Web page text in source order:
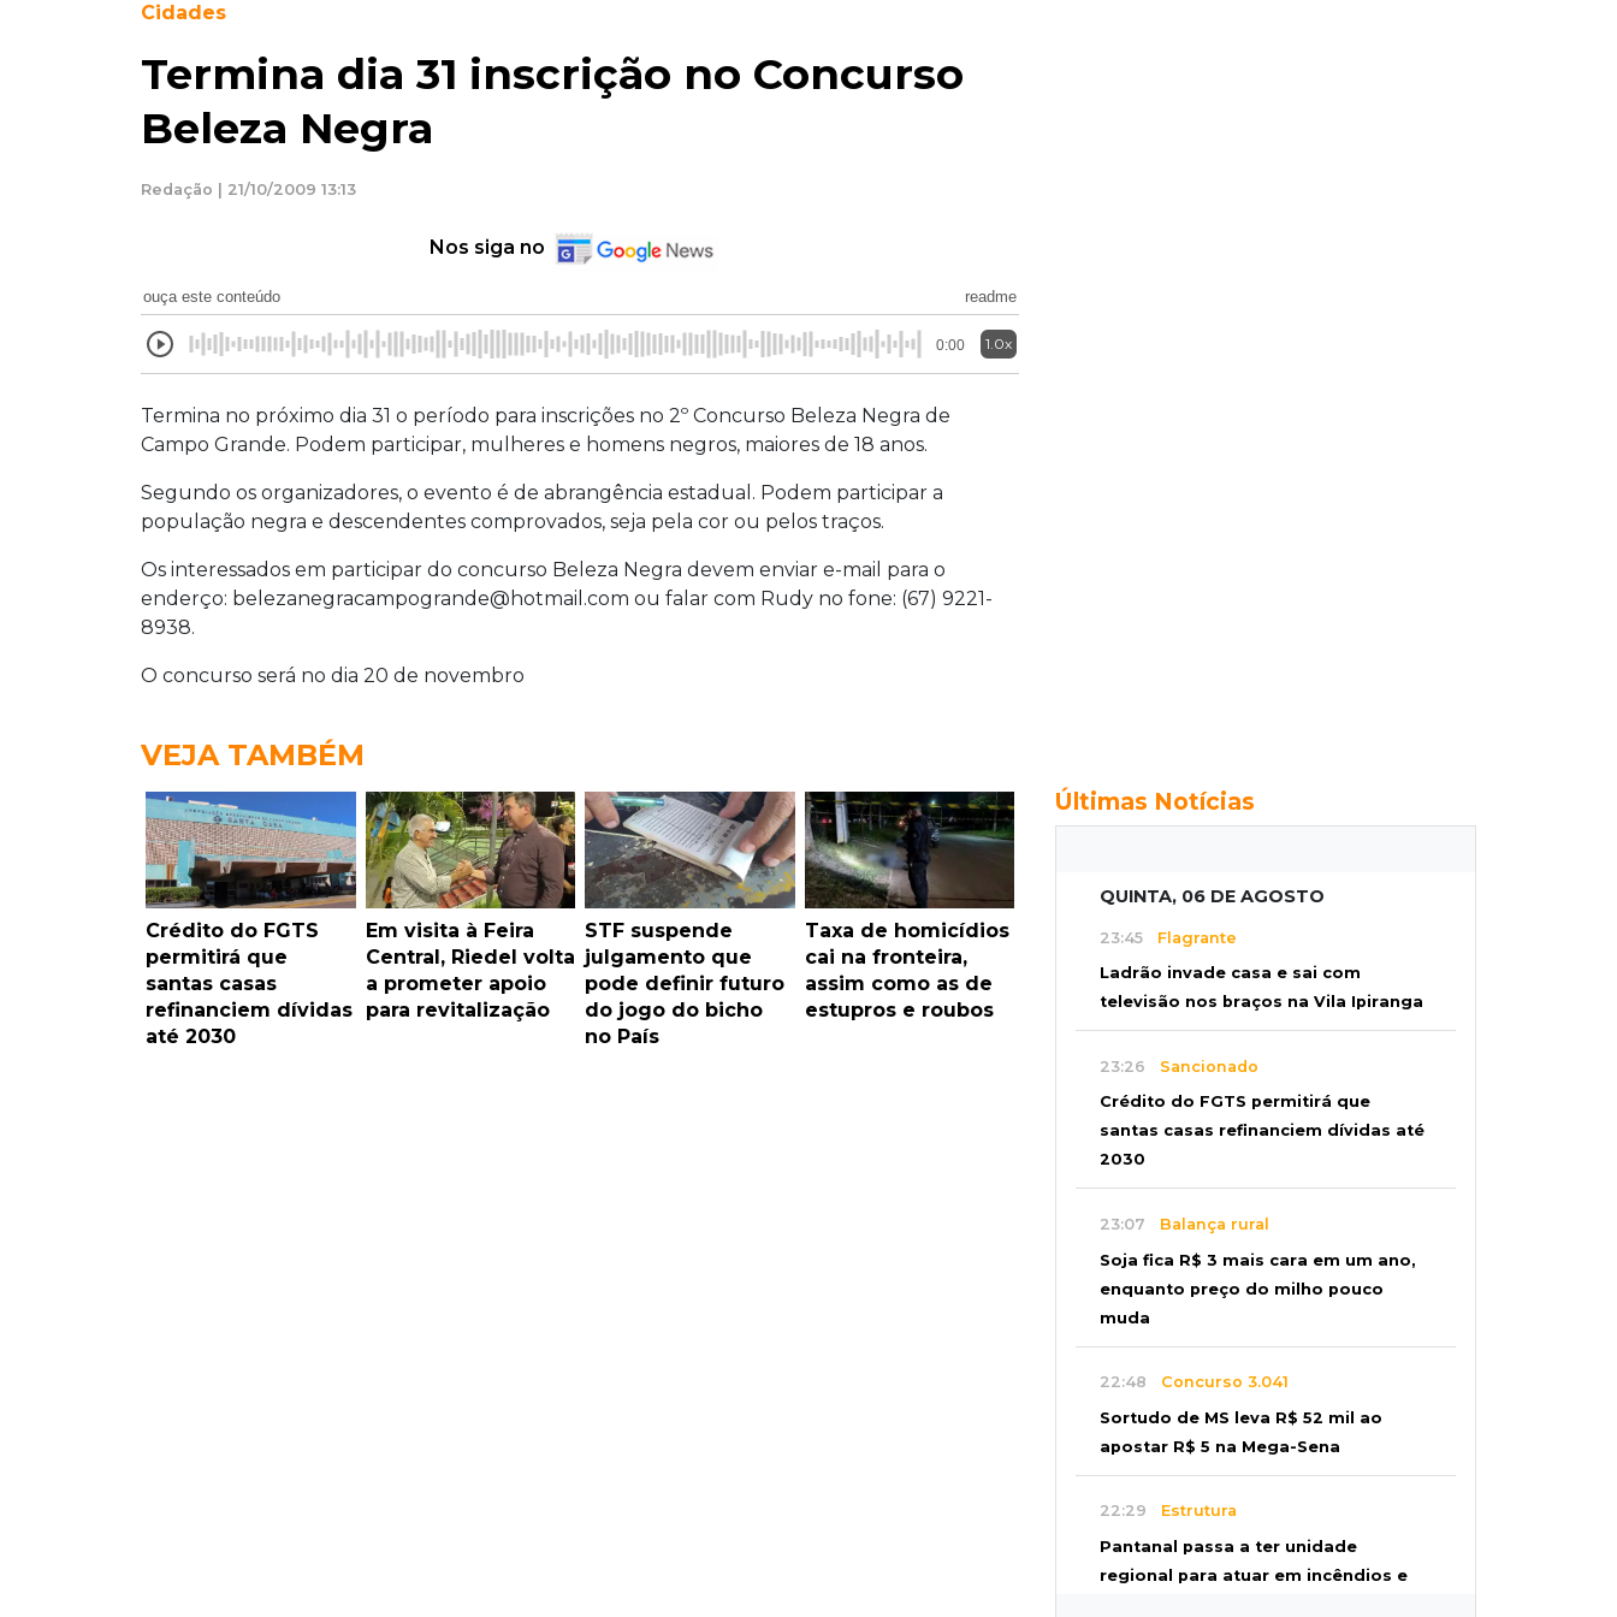
Cidades
Termina dia 31 inscrição no Concurso
Beleza Negra
Redação | 21/10/2009 13:13
Nos siga no
ouça este conteúdo readme
0:00 1.0x
Termina no próximo dia 31 o período para inscrições no 2º Concurso Beleza Negra de
Campo Grande. Podem participar, mulheres e homens negros, maiores de 18 anos.
Segundo os organizadores, o evento é de abrangência estadual. Podem participar a
população negra e descendentes comprovados, seja pela cor ou pelos traços.
Os interessados em participar do concurso Beleza Negra devem enviar e-mail para o
enderço: belezanegracampogrande@hotmail.com ou falar com Rudy no fone: (67) 9221-
8938.
O concurso será no dia 20 de novembro
VEJA TAMBÉM
Crédito do FGTS
permitirá que
santas casas
refinanciem dívidas
até 2030
Em visita à Feira
Central, Riedel volta
a prometer apoio
para revitalização
STF suspende
julgamento que
pode definir futuro
do jogo do bicho
no País
Taxa de homicídios
cai na fronteira,
assim como as de
estupros e roubos
Últimas Notícias
QUINTA, 06 DE AGOSTO
23:45 Flagrante
Ladrão invade casa e sai com
televisão nos braços na Vila Ipiranga
23:26 Sancionado
Crédito do FGTS permitirá que
santas casas refinanciem dívidas até
2030
23:07 Balança rural
Soja fica R$ 3 mais cara em um ano,
enquanto preço do milho pouco
muda
22:48 Concurso 3.041
Sortudo de MS leva R$ 52 mil ao
apostar R$ 5 na Mega-Sena
22:29 Estrutura
Pantanal passa a ter unidade
regional para atuar em incêndios e